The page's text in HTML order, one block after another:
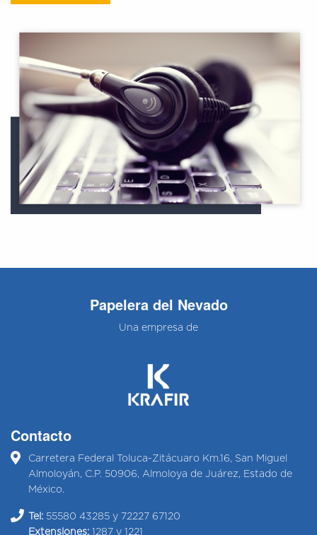
Papelera del Nevado
Una empresa de
Contacto
Carretera Federal Toluca-Zitácuaro Km.16, San Miguel
Almoloyán, C.P. 50906, Almoloya de Juárez, Estado de
México.
Tel: 55580 43285 y 72227 67120
Extensiones: 1287 y 1221